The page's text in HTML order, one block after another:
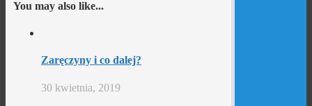
You may also like...
Zaręczyny i co dalej?
30 kwietnia, 2019